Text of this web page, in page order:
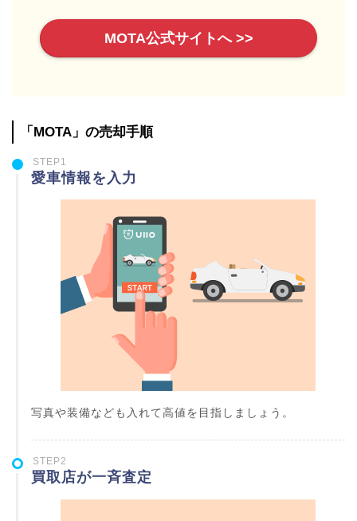
MOTA公式サイトへ >>
「MOTA」の売却手順
STEP1
愛車情報を入力
写真や装備なども入れて高値を目指しましょう。
STEP2
買取店が一斉査定